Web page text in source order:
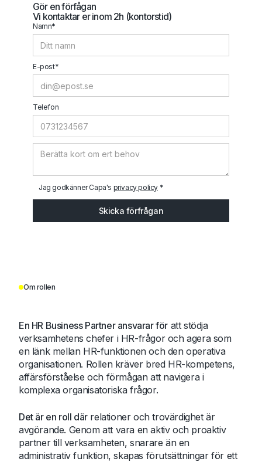
Gör en förfågan
Vi kontaktar er inom 2h (kontorstid)
Namn*
E-post*
Telefon
Jag godkänner Capa's privacy policy *
Om rollen
En HR Business Partner ansvarar för att stödja
verksamhetens chefer i HR-frågor och agera som
en länk mellan HR-funktionen och den operativa
organisationen. Rollen kräver bred HR-kompetens,
affärsförståelse och förmågan att navigera i
komplexa organisatoriska frågor.
Det är en roll därrelationer och trovärdighet är
avgörande. Genom att vara en aktiv och proaktiv
partner till verksamheten, snarare än en
administrativ funktion, skapas förutsättningar för ett